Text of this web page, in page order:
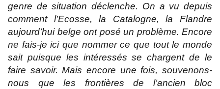
genre de situation déclenche. On a vu depuis
comment l’Ecosse, la Catalogne, la Flandre
aujourd’hui belge ont posé un problème. Encore
ne fais-je ici que nommer ce que tout le monde
sait puisque les intéressés se chargent de le
faire savoir. Mais encore une fois, souvenons-
nous que les frontières de l’ancien bloc